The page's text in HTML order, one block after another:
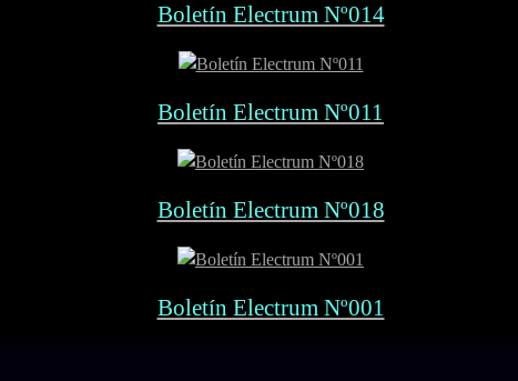
Boletín Electrum Nº014
Boletín Electrum Nº011
Boletín Electrum Nº018
Boletín Electrum Nº001